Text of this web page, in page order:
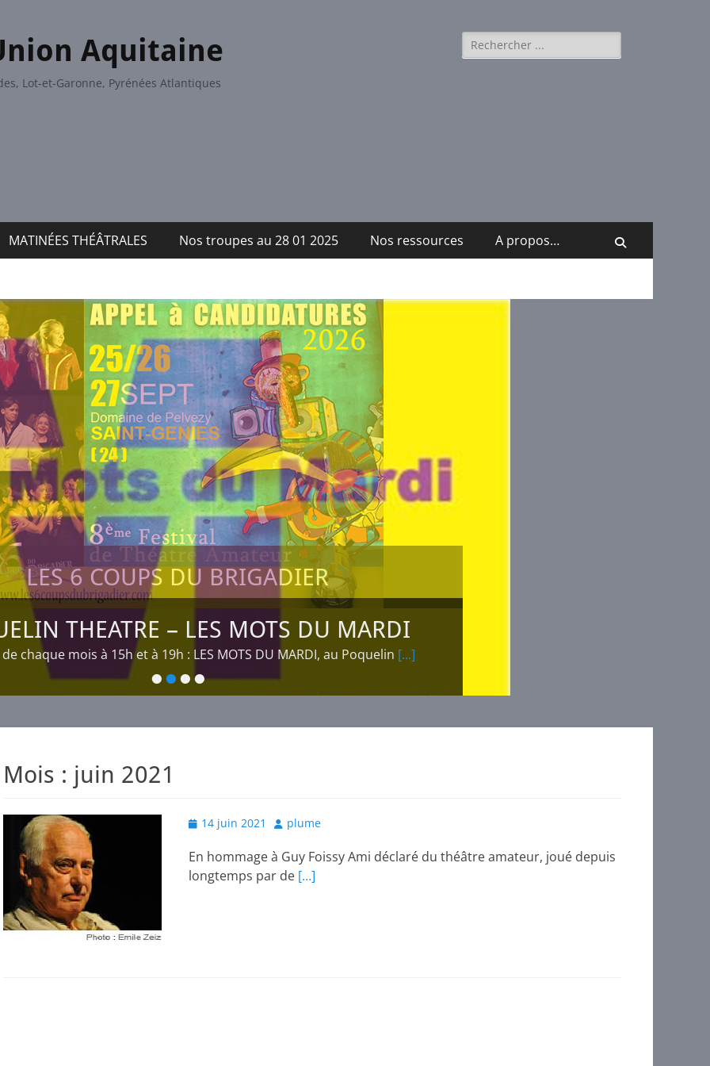
Aquitaine
Lot-et-Garonne, Pyrénées Atlantiques
Rechercher :
MATINÉES THÉÂTRALES Nos troupes au 28 01 2025 Nos ressources A propos…
••••
LES 6 COUPS DU BRIGADIER
THEATRE – LES MOTS DU MARDI
chaque mois à 15h et à 19h : LES MOTS DU MARDI, au Poquelin [...]
Mois : juin 2021
Posted
14 juin 2021 Author
plume
En hommage à Guy Foissy Ami déclaré du théâtre amateur, joué depuis
longtemps par de […]